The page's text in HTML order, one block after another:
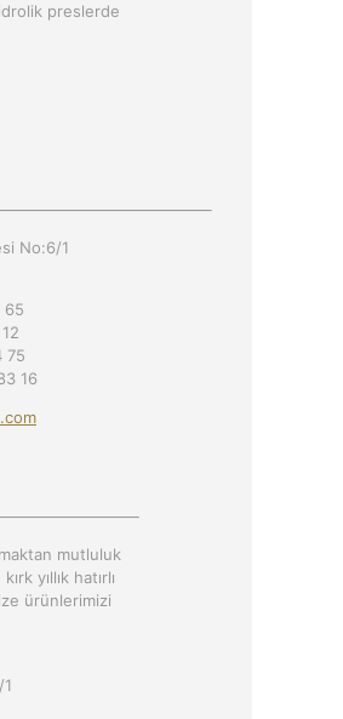
preslerde
No:6/1
65
75
16
mutluluk
yıllık hatırlı
ürünlerimizi